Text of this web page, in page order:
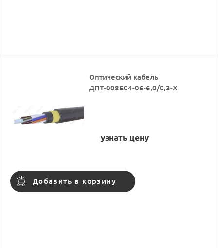
Оптический кабель
ДПТ-008Е04-06-6,0/0,3-Х
узнать цену
Добавить в корзину